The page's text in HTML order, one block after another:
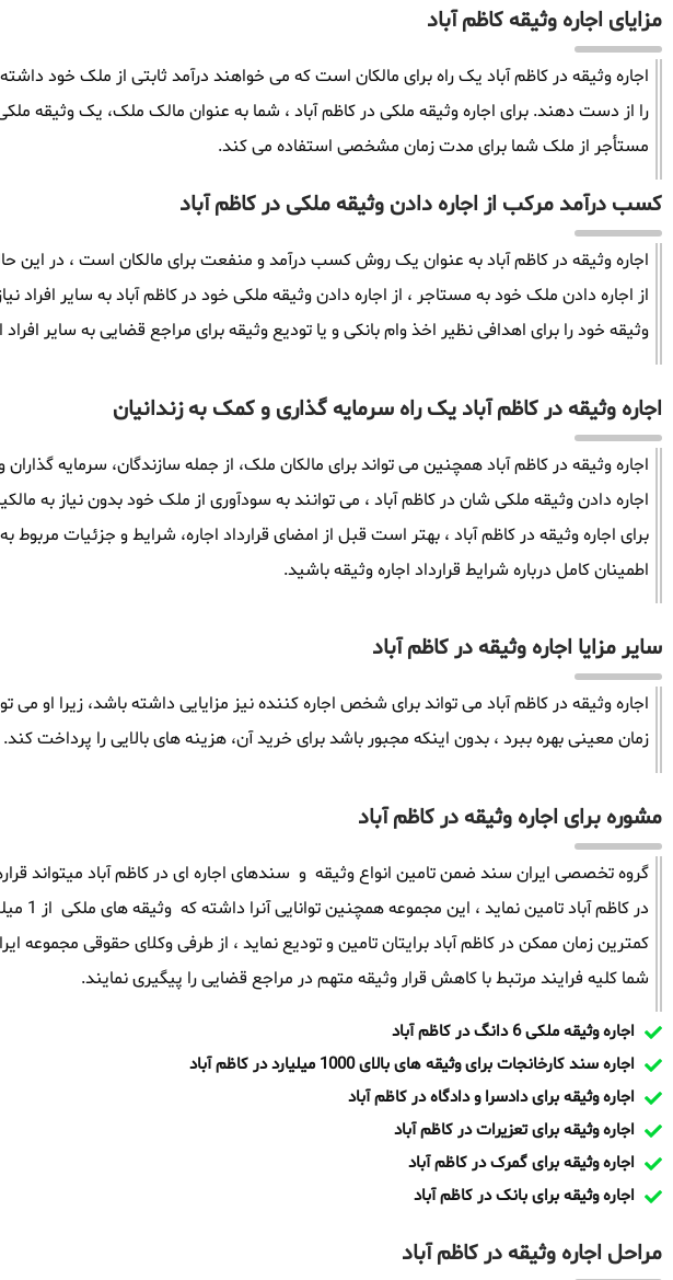
مزایای اجاره وثیقه کاظم آباد
اجاره وثیقه در کاظم آباد یک راه برای مالکان است که می خواهند درآمد ثابتی از ملک خود
را از دست دهند. برای اجاره وثیقه ملکی در کاظم آباد ، شما به عنوان مالک ملک، یک وثیقه
مستأجر از ملک شما برای مدت زمان مشخصی استفاده می کند.
کسب درآمد مرکب از اجاره دادن وثیقه ملکی در کاظم آباد
اجاره وثیقه در کاظم آباد به عنوان یک روش کسب درآمد و منفعت برای مالکان است ، در این
از اجاره دادن ملک خود به مستاجر ، از اجاره دادن وثیقه ملکی خود در کاظم آباد به سایر افراد
وثیقه خود را برای اهدافی نظیر اخذ وام بانکی و یا تودیع وثیقه برای مراجع قضایی به سایر
اجاره وثیقه در کاظم آباد یک راه سرمایه گذاری و کمک به زندانیان
اجاره وثیقه در کاظم آباد همچنین می تواند برای مالکان ملک، از جمله سازندگان، سرمایه
اجاره دادن وثیقه ملکی شان در کاظم آباد ، می توانند به سودآوری از ملک خود بدون نیاز به
برای اجاره وثیقه در کاظم آباد ، بهتر است قبل از امضای قرارداد اجاره، شرایط و جزئیات مربوط
اطمینان کامل درباره شرایط قرارداد اجاره وثیقه باشید.
سایر مزایا اجاره وثیقه در کاظم آباد
اجاره وثیقه در کاظم آباد می تواند برای شخص اجاره کننده نیز مزایایی داشته باشد، زیرا او
زمان معینی بهره ببرد ، بدون اینکه مجبور باشد برای خرید آن، هزینه های بالایی را پرداخت کند.
مشوره برای اجاره وثیقه در کاظم آباد
گروه تخصصی ایران سند ضمن تامین انواع وثیقه و سندهای اجاره ای در کاظم آباد میتواند
کمترین زمان ممکن در کاظم آباد برایتان تامین و تودیع نماید ، از طرفی وکلای حقوقی
شما کلیه فرایند مرتبط با کاهش قرار وثیقه متهم در مراجع قضایی را پیگیری نمایند.
اجاره وثیقه ملکی 6 دانگ در کاظم آباد
اجاره سند کارخانجات برای وثیقه های بالای 1000 میلیارد در کاظم آباد
اجاره وثیقه برای دادسرا و دادگاه در کاظم آباد
اجاره وثیقه برای تعزیرات در کاظم آباد
اجاره وثیقه برای گمرک در کاظم آباد
اجاره وثیقه برای بانک در کاظم آباد
مراحل اجاره وثیقه در کاظم آباد